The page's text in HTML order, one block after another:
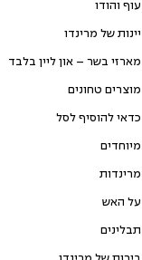
עוף והודו
יינות של מרינדו
מארזי בשר – און ליין בלבד
מוצרים טחונים
כדאי להוסיף לסל
מיוחדים
מרינדות
על האש
תבלינים